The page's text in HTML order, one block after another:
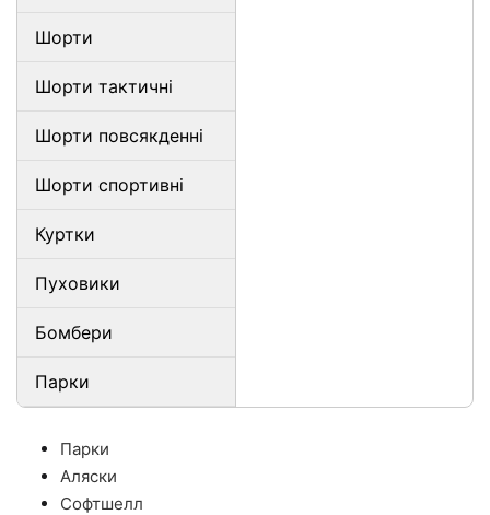
Шорти
Шорти тактичні
Шорти повсякденні
Шорти спортивні
Куртки
Пуховики
Бомбери
Парки
Парки
Аляски
Софтшелл